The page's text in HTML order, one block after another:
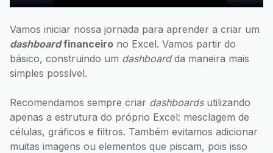
Vamos iniciar nossa jornada para aprender a criar um
dashboardfinanceiro no Excel. Vamos partir do
básico, construindo um dashboardda maneira mais
simples possível.
Recomendamos sempre criar dashboardsutilizando
apenas a estrutura do próprio Excel: mesclagem de
células, gráficos e filtros. Também evitamos adicionar
muitas imagens ou elementos que piscam, pois isso